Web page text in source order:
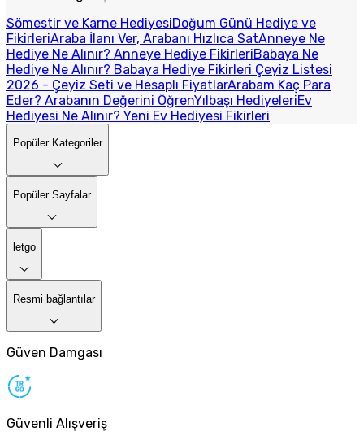
Sömestir ve Karne HediyesiDoğum Günü Hediye ve
FikirleriAraba İlanı Ver, Arabanı Hızlıca SatAnneye Ne
Hediye Ne Alınır? Anneye Hediye FikirleriBabaya Ne
Hediye Ne Alınır? Babaya Hediye Fikirleri Çeyiz Listesi
2026 - Çeyiz Seti ve Hesaplı FiyatlarArabam Kaç Para
Eder? Arabanın Değerini ÖğrenYılbaşı HediyeleriEv
Hediyesi Ne Alınır? Yeni Ev Hediyesi Fikirleri
Popüler Kategoriler
Popüler Sayfalar
letgo
Resmi bağlantılar
Güven Damgası
Güvenli Alışveriş